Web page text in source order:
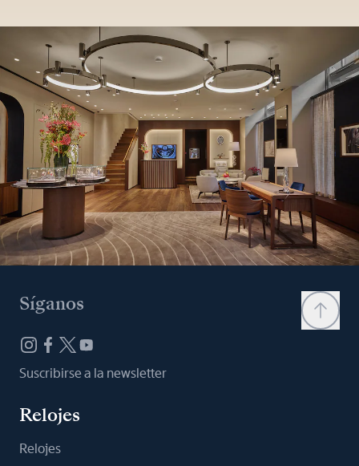
Síganos
Suscribirse a la newsletter
Relojes
Relojes